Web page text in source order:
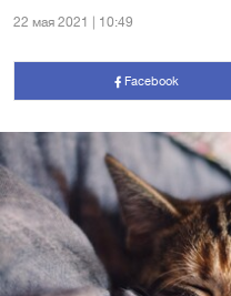
22 мая 2021 | 10:49
Facebook